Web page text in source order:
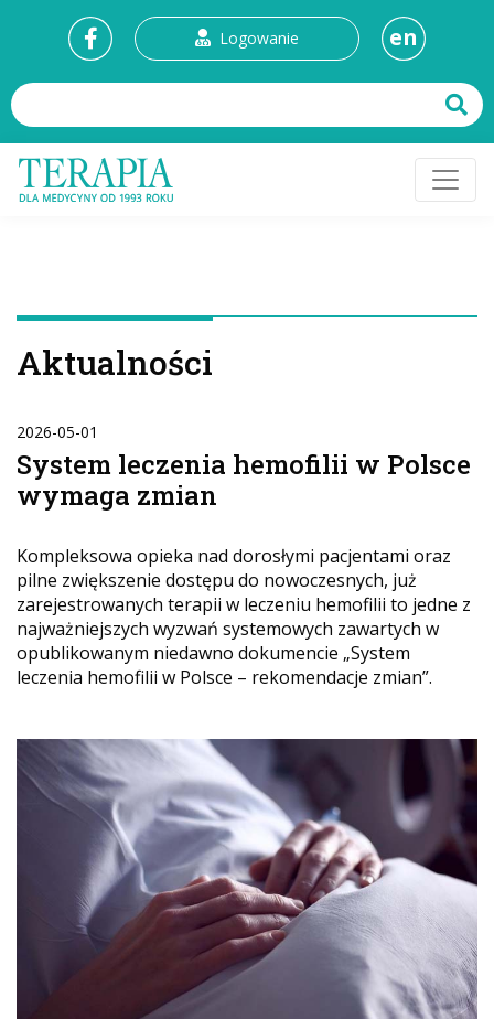
Logowanie en
Aktualności
2026-05-01
System leczenia hemofilii w Polsce
wymaga zmian
Kompleksowa opieka nad dorosłymi pacjentami oraz
pilne zwiększenie dostępu do nowoczesnych, już
zarejestrowanych terapii w leczeniu hemofilii to jedne z
najważniejszych wyzwań systemowych zawartych w
opublikowanym niedawno dokumencie „System
leczenia hemofilii w Polsce – rekomendacje zmian”.